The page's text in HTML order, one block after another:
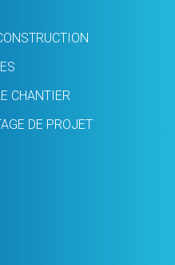
CHANTIER
DE PROJET